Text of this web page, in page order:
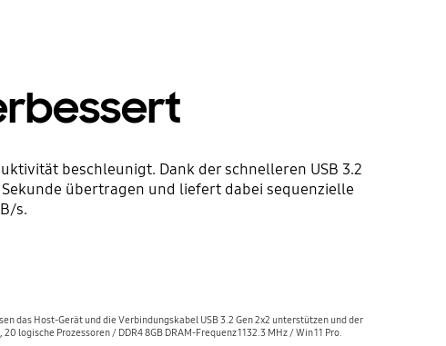
beschleunigt. Dank der schnelleren USB 3.2
übertragen und liefert dabei sequenzielle
s.
das Host-Gerät und die Verbindungskabel USB 3.2 Gen 2x2 unterstützen und der
logische Prozessoren / DDR4 8GB DRAM-Frequenz 1132.3 MHz / Win 11 Pro.